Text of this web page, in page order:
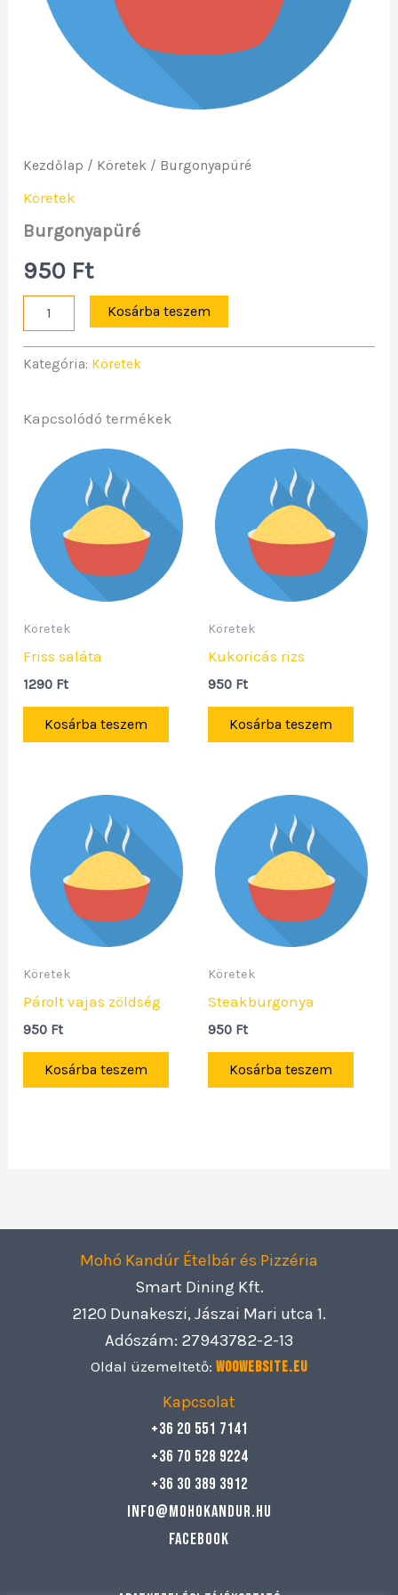
Kezdőlap / Köretek / Burgonyapüré
Köretek
Burgonyapüré
950 Ft
Kosárba teszem
Kategória: Köretek
Kapcsolódó termékek
Köretek
Friss saláta
1290 Ft
Kosárba teszem
Köretek
Kukoricás rizs
950 Ft
Kosárba teszem
Köretek
Párolt vajas zöldség
950 Ft
Kosárba teszem
Köretek
Steakburgonya
950 Ft
Kosárba teszem
Mohó Kandúr Ételbár és Pizzéria
Smart Dining Kft.
2120 Dunakeszi, Jászai Mari utca 1.
Adószám: 27943782-2-13
Oldal üzemeltető: Woowebsite.eu
Kapcsolat
+36 20 551 7141
+36 70 528 9224
+36 30 389 3912
info@mohokandur.hu
Facebook